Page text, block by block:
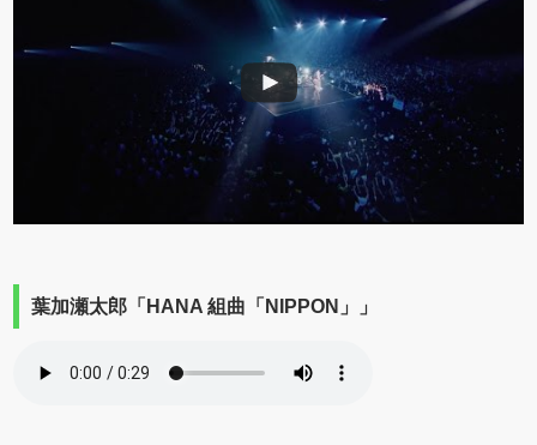
葉加瀬太郎「HANA 組曲「NIPPON」」